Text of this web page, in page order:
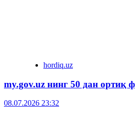
hordiq.uz
my.gov.uz нинг 50 дан ортиқ
08.07.2026 23:32